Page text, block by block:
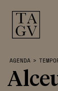
AGENDA >